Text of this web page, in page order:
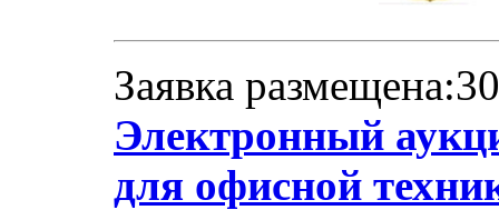
Заявка
Электронный
для офисной